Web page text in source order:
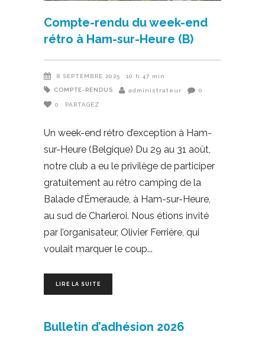
Compte-rendu du week-end
rétro à Ham-sur-Heure (B)
8 SEPTEMBRE 2025 10 h 47 min
COMPTE-RENDUS administrateur 0
0 PARTAGEZ
Un week-end rétro d’exception à Ham-
sur-Heure (Belgique) Du 29 au 31 août,
notre club a eu le privilège de participer
gratuitement au rétro camping de la
Balade d’Émeraude, à Ham-sur-Heure,
au sud de Charleroi. Nous étions invité
par l’organisateur, Olivier Ferrière, qui
voulait marquer le coup
LIRE LA SUITE
Bulletin d’adhésion 2026